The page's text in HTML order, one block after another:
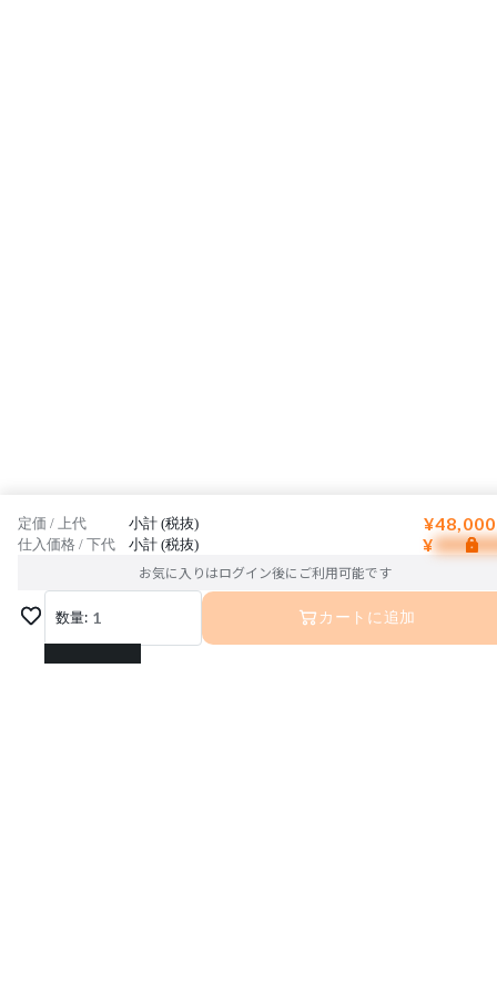
定価 / 上代 小計 (税抜)
仕入価格 / 下代 小計 (税抜) ¥
お気に入りはログイン後にご利用可能です
数量: 1
1
カートに追加